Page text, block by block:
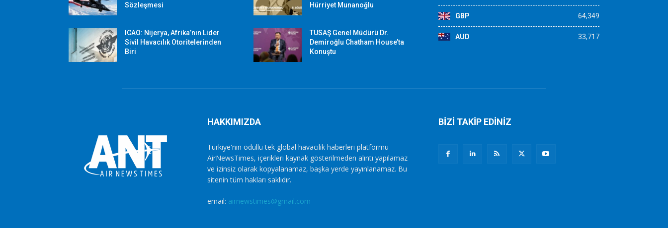
Sözleşmesi
ICAO: Nijerya, Afrika’nın Lider
Sivil Havacılık Otoritelerinden
Biri
Hürriyet Munanoğlu
TUSAŞ Genel Müdürü Dr.
Demiroğlu Chatham House’ta
Konuştu
GBP 64,349
AUD 33,717
HAKKIMIZDA
Türkiye'nin ödüllü tek global havacılık haberleri platformu
AirNewsTimes, içerikleri kaynak gösterilmeden alıntı yapılamaz
ve izinsiz olarak kopyalanamaz, başka yerde yayınlanamaz. Bu
sitenin tüm hakları saklıdır.
email: airnewstimes@gmail.com
BİZİ TAKİP EDİNİZ